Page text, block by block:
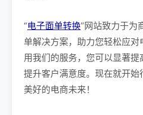
“电子面单转换”网站致力于为
单解决方案，助力您轻松应
用我们的服务，您可以显著提
提升客户满意度。现在就开
美好的电商未来！